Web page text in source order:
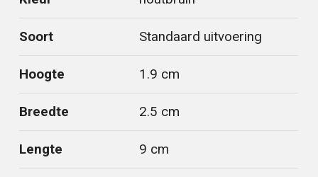
Soort Standaard uitvoering
Hoogte 1.9 cm
Breedte 2.5 cm
Lengte 9 cm